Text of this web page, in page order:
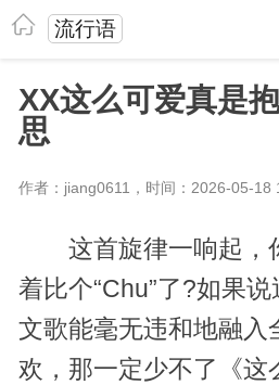
流行语
XX这么可爱真是
思
作者：jiang0611，时间：2026-05-18
这首旋律一响起，
着比个“Chu”了?如果
文歌能毫无违和地融入
欢，那一定少不了《这